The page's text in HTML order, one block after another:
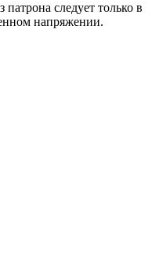
следует только в
напряжении.